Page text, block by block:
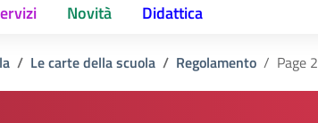
Novità Didattica
Le carte della scuola Regolamento Page 2